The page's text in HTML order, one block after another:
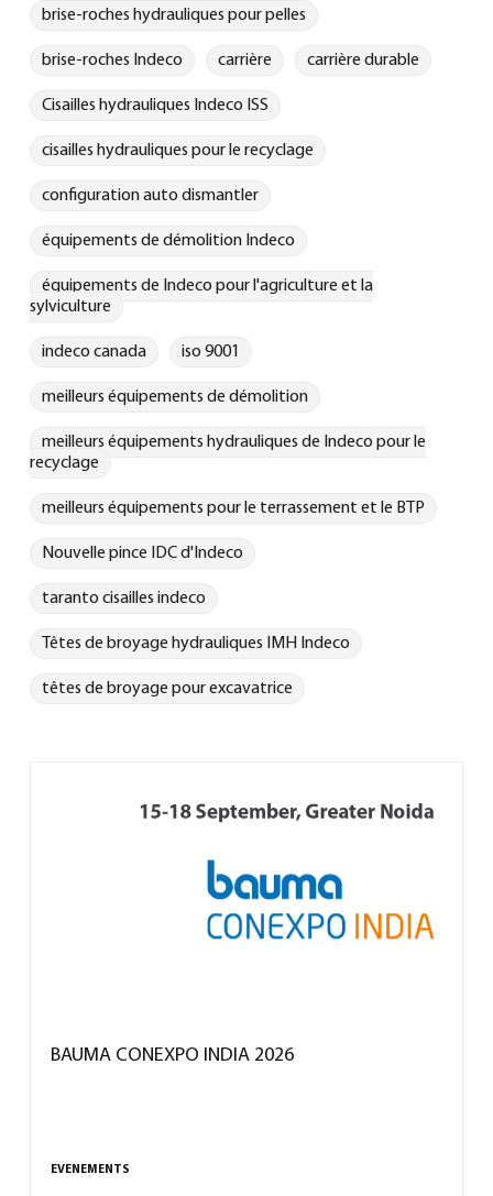
brise-roches hydrauliques pour pelles
brise-roches Indeco carrière carrière durable
Cisailles hydrauliques Indeco ISS
cisailles hydrauliques pour le recyclage
configuration auto dismantler
équipements de démolition Indeco
équipements de Indeco pour l'agriculture et la
sylviculture
indeco canada iso 9001
meilleurs équipements de démolition
meilleurs équipements hydrauliques de Indeco pour le
recyclage
meilleurs équipements pour le terrassement et le BTP
Nouvelle pince IDC d'Indeco
taranto cisailles indeco
Têtes de broyage hydrauliques IMH Indeco
têtes de broyage pour excavatrice
BAUMA CONEXPO INDIA 2026
EVENEMENTS